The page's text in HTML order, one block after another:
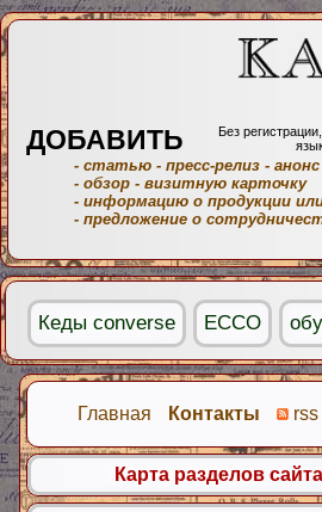
Главная Контакты rss
Карта разделов сайта
ДОБАВИТЬ
Без
- статью - пресс-релиз - анонс
- обзор - визитную карточку
- информацию о продукции
- предложение о
Кеды converse ECCO